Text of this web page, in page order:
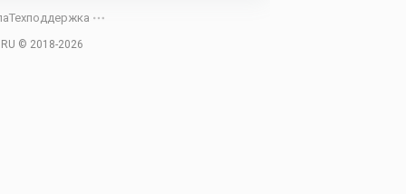
Техподдержка
© 2018-2026